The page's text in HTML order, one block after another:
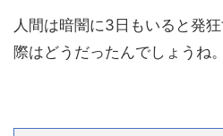
人間は暗闇に3日もいると発
際はどうだったんでしょうね。